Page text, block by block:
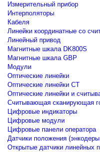
Измерительный прибор
Интерполяторы
Кабеля
Линейки координатные со
Линейный привод
Магнитные шкала DK800S
Магнитные шкала GBP
Модули
Оптические линейки
Оптические линейки CT
Оптические линейки и
Считывающая сканирующая
Цифровые индикаторы
Цифровые модули
Цифровые панели оператора
Датчики положения
Открытые датчики линейных